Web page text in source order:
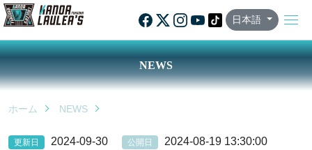
日本語
NEWS
ホーム NEWS
更新日 2024-09-30 公開日 2024-08-19 13:30:00